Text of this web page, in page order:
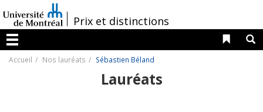
au
contenu
/Prix et distinctions
Menu
Liens
Accueil Nos lauréats Sébastien Béland
Lauréats